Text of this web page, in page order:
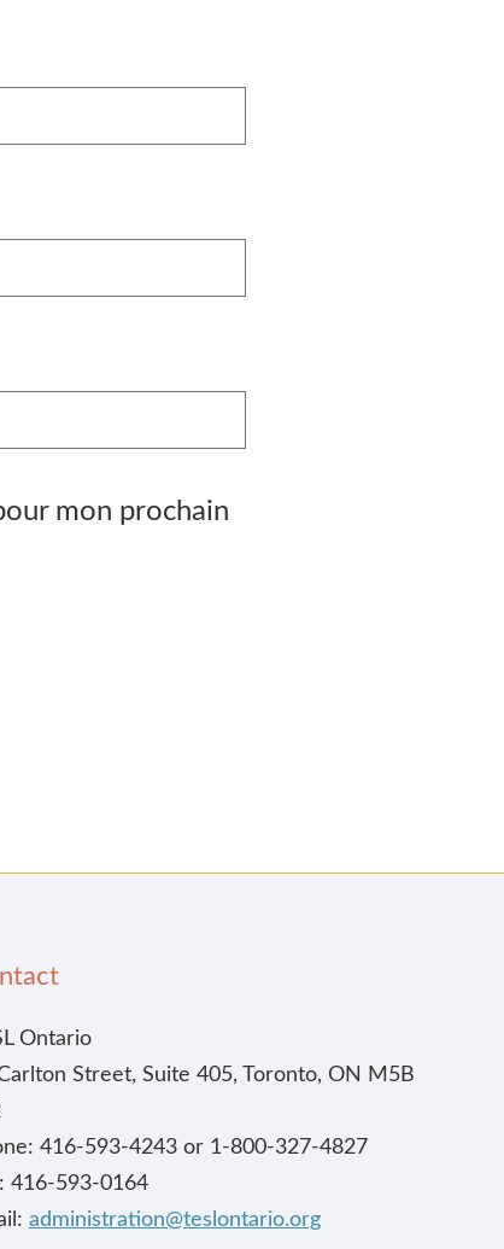
mon prochain
Ontario
Street, Suite 405, Toronto, ON M5B
416-593-4243 or 1-800-327-4827
416-593-0164
administration@teslontario.org